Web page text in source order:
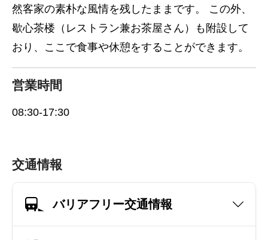
然客家の素朴な風情を残したままです。 この外、
歇心茶楼（レストラン兼お茶屋さん）も附設して
おり、ここで食事や休憩をすることができます。
営業時間
08:30-17:30
交通情報
バリアフリー交通情報